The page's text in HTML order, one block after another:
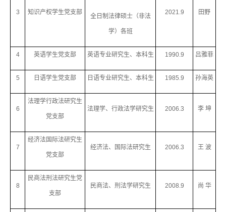
3 知识产权学生党支部
全日制法律硕士（非法
学）各班
2021.9 田野
4 英语学生党支部 英语专业研究生、本科生 1990.9 吕雅菲
5 日语学生党支部 日语专业研究生、本科生 1985.9 孙海英
6
法理学行政法研究生
党支部
法理学、行政法学研究生 2006.3 李 坤
7
经济法国际法研究生
党支部
经济法、国际法研究生 2006.3 王 波
8
民商法刑法研究生党
支部
民商法、刑法学研究生 2008.9 尚 华